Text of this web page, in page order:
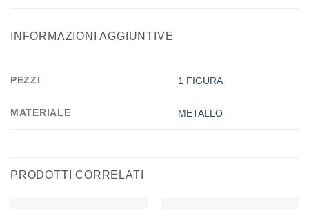
INFORMAZIONI AGGIUNTIVE
PEZZI 1 FIGURA
MATERIALE METALLO
PRODOTTI CORRELATI